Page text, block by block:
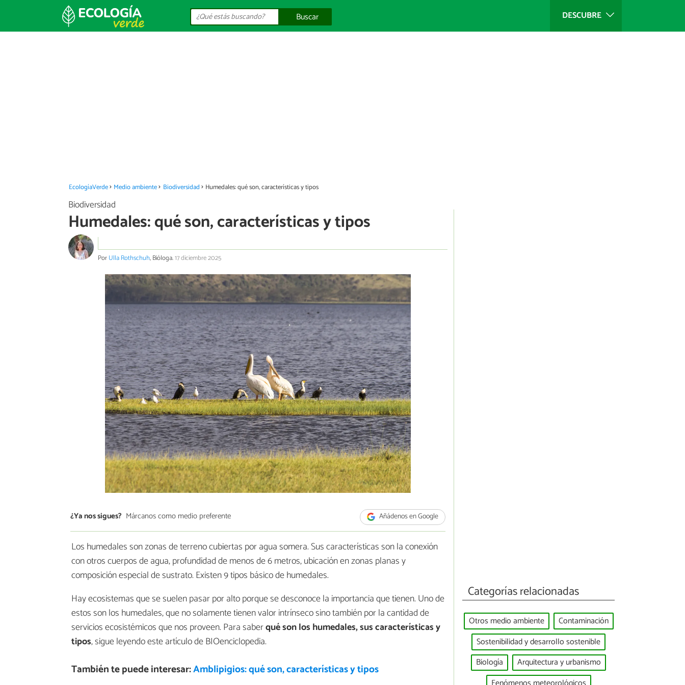
DESCUBRE
Buscar
EcologíaVerde Medio ambiente Biodiversidad Humedales: qué son, características y tipos
Biodiversidad
Humedales: qué son, características y tipos
PorUlla Rothschuh, Bióloga.17 diciembre 2025
¿Ya nos sigues? Márcanos como medio preferente Añádenos en Google
Los humedales son zonas de terreno cubiertas por agua somera. Sus características son la conexión
con otros cuerpos de agua, profundidad de menos de 6 metros, ubicación en zonas planas y
composición especial de sustrato. Existen 9 tipos básico de humedales.
Hay ecosistemas que se suelen pasar por alto porque se desconoce la importancia que tienen. Uno de
estos son los humedales, que no solamente tienen valor intrínseco sino también por la cantidad de
servicios ecosistémicos que nos proveen. Para saberqué son los humedales, sus características y
tipos, sigue leyendo este artículo de BIOenciclopedia.
También te puede interesar:Amblipigios: qué son, características y tipos
Categorías relacionadas
Otros medio ambiente
Contaminación
Sostenibilidad y desarrollo sostenible
Biología
Arquitectura y urbanismo